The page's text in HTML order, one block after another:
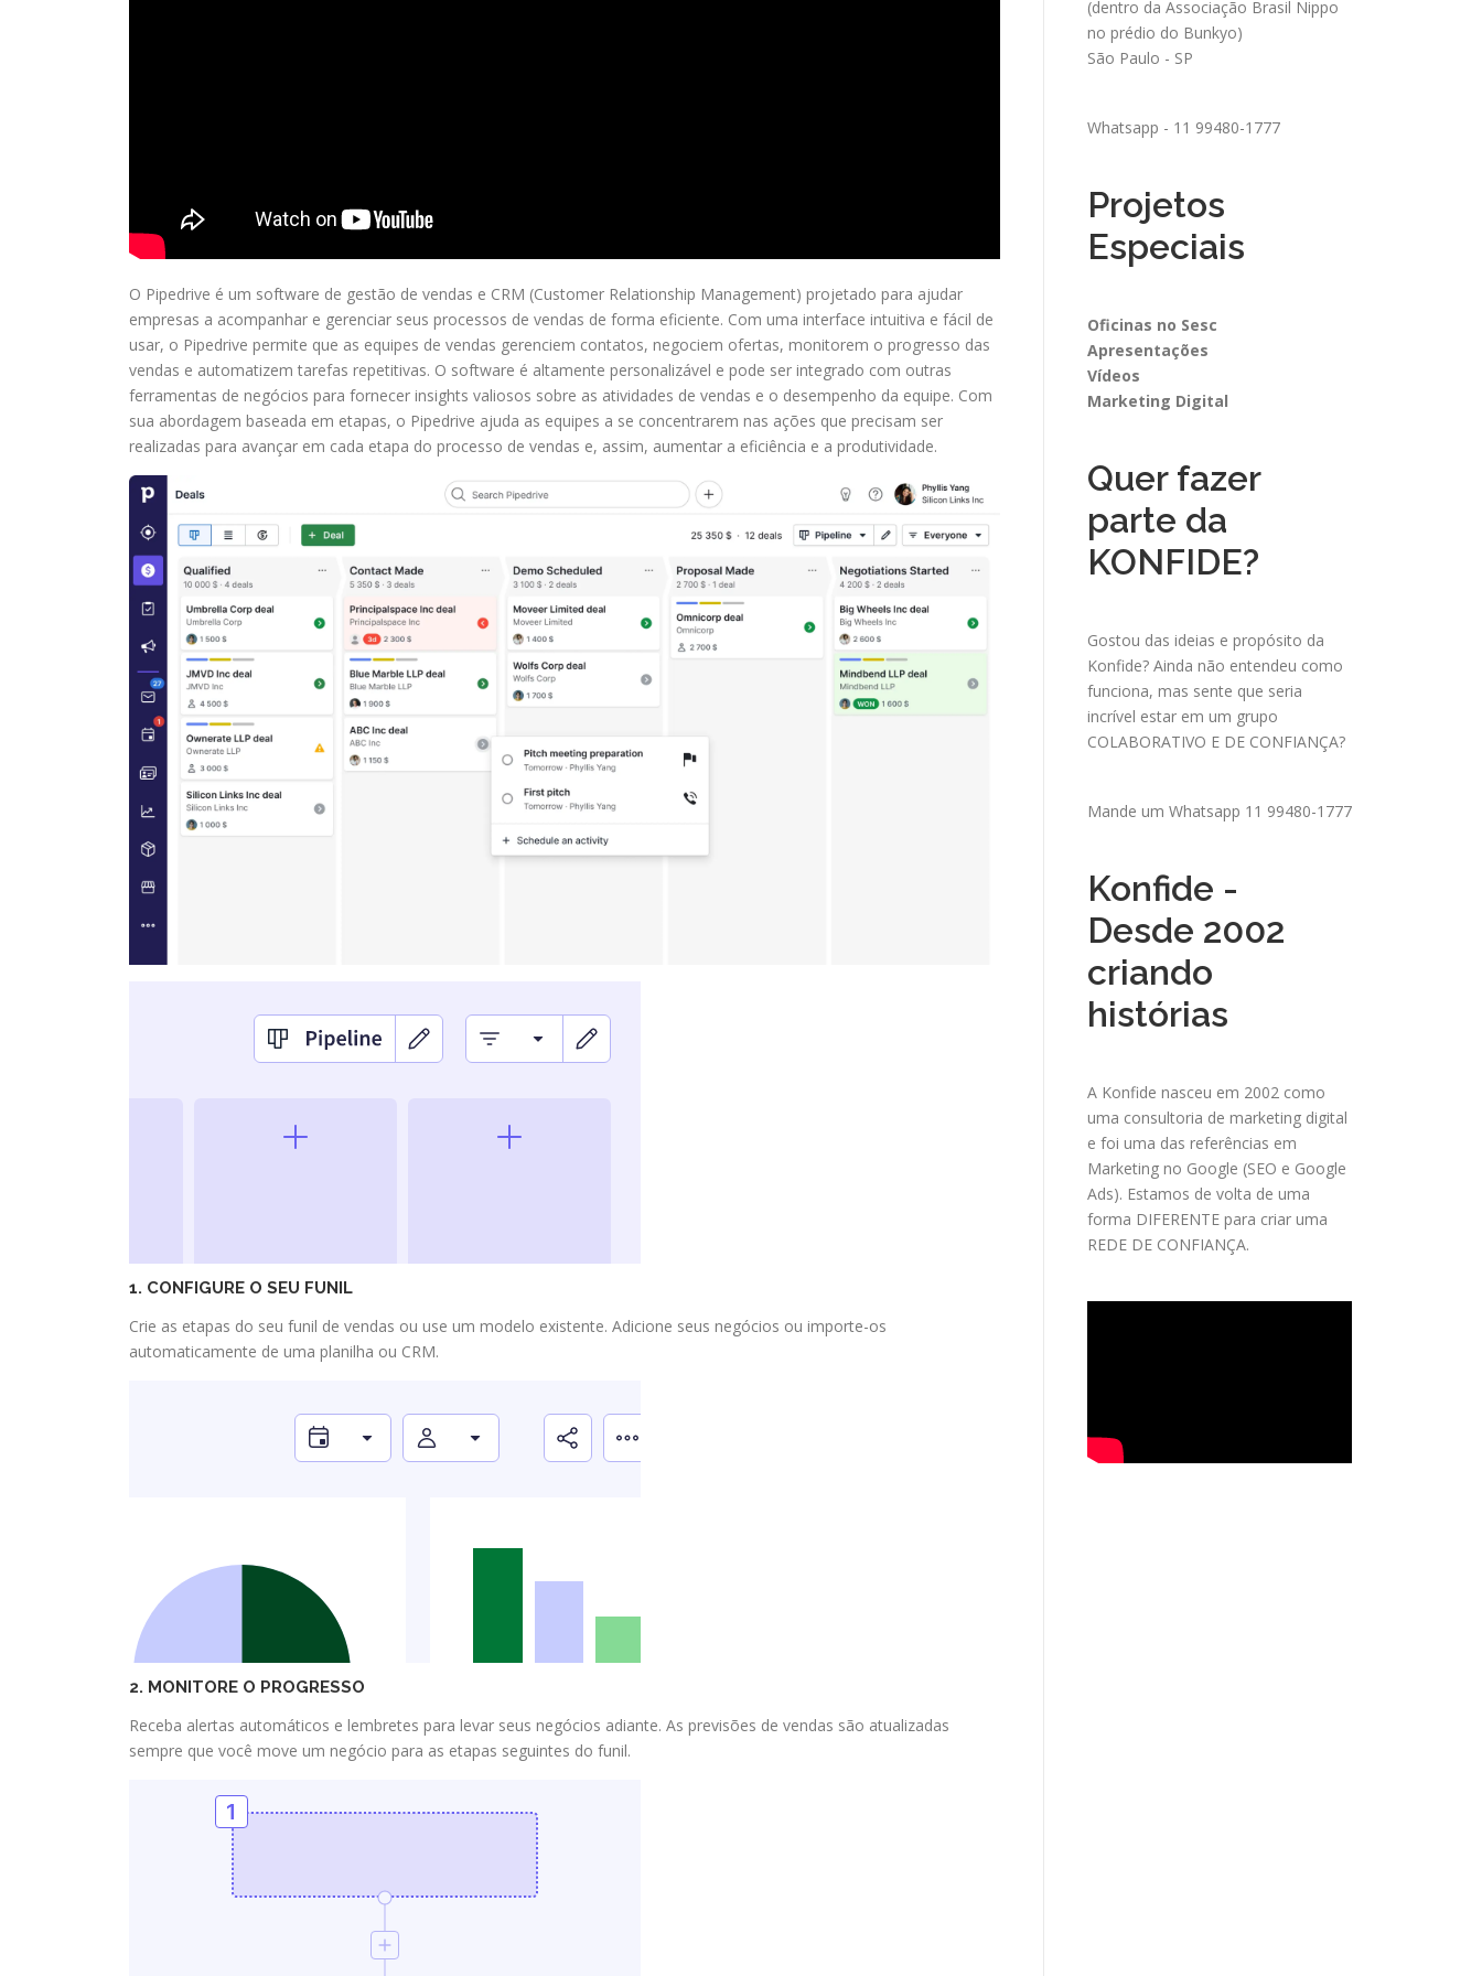
O Pipedrive é um software de gestão de vendas e CRM (Customer Relationship Management) projetado para ajudar
empresas a acompanhar e gerenciar seus processos de vendas de forma eficiente. Com uma interface intuitiva e fácil de
usar, o Pipedrive permite que as equipes de vendas gerenciem contatos, negociem ofertas, monitorem o progresso das
vendas e automatizem tarefas repetitivas. O software é altamente personalizável e pode ser integrado com outras
ferramentas de negócios para fornecer insights valiosos sobre as atividades de vendas e o desempenho da equipe. Com
sua abordagem baseada em etapas, o Pipedrive ajuda as equipes a se concentrarem nas ações que precisam ser
realizadas para avançar em cada etapa do processo de vendas e, assim, aumentar a eficiência e a produtividade.
1. CONFIGURE O SEU FUNIL
Crie as etapas do seu funil de vendas ou use um modelo existente. Adicione seus negócios ou importe-os
automaticamente de uma planilha ou CRM.
2. MONITORE O PROGRESSO
Receba alertas automáticos e lembretes para levar seus negócios adiante. As previsões de vendas são atualizadas
sempre que você move um negócio para as etapas seguintes do funil.
(dentro da Associação Brasil Nippo
no prédio do Bunkyo)
São Paulo - SP
Whatsapp - 11 99480-1777
Projetos
Especiais
Oficinas no Sesc
Apresentações
Vídeos
Marketing Digital
Quer fazer
parte da
KONFIDE?
Gostou das ideias e propósito da
Konfide? Ainda não entendeu como
funciona, mas sente que seria
incrível estar em um grupo
COLABORATIVO E DE CONFIANÇA?
Mande um Whatsapp 11 99480-1777
Konfide -
Desde 2002
criando
histórias
A Konfide nasceu em 2002 como
uma consultoria de marketing digital
e foi uma das referências em
Marketing no Google (SEO e Google
Ads). Estamos de volta de uma
forma DIFERENTE para criar uma
REDE DE CONFIANÇA.